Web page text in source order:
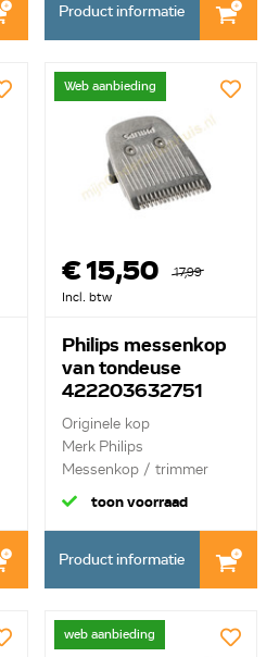
Product informatie
Web aanbieding
€ 15,50
17,99
Incl. btw
Philips messenkop
van tondeuse
422203632751
Originele kop
Merk Philips
Messenkop / trimmer
toon voorraad
Product informatie
web aanbieding